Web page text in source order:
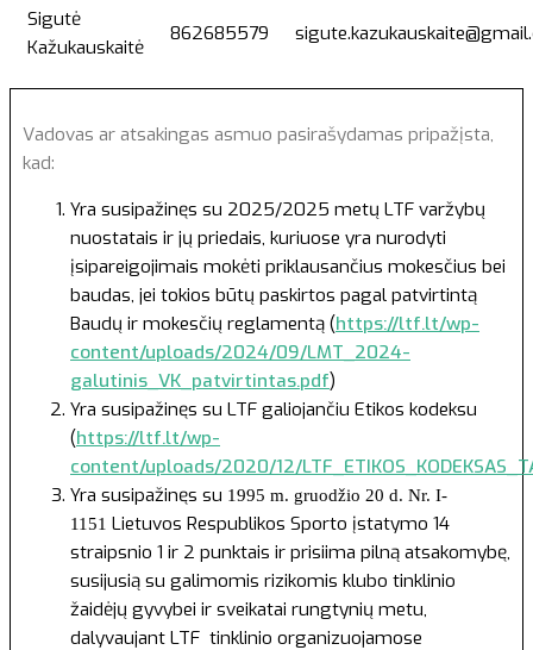
Sigutė
Kažukauskaitė
862685579
Vadovas ar atsakingas asmuo pasirašydamas pripažįsta,
kad:
Yra susipažinęs su 2025/2025 metų LTF varžybų
nuostatais ir jų priedais, kuriuose yra nurodyti
įsipareigojimais mokėti priklausančius mokesčius bei
baudas, jei tokios būtų paskirtos pagal patvirtintą
Baudų ir mokesčių reglamentą (https://ltf.lt/wp-
content/uploads/2024/09/LMT_2024-
galutinis_VK_patvirtintas.pdf)
Yra susipažinęs su LTF galiojančiu Etikos kodeksu
(https://ltf.lt/wp-
content/uploads/2020/12/
Yra susipažinęs su 1995 m. gruodžio 20 d. Nr. I-
1151 Lietuvos Respublikos Sporto įstatymo 14
straipsnio 1 ir 2 punktais ir prisiima pilną atsakomybę,
susijusią su galimomis rizikomis klubo tinklinio
žaidėjų gyvybei ir sveikatai rungtynių metu,
dalyvaujant LTF tinklinio organizuojamose